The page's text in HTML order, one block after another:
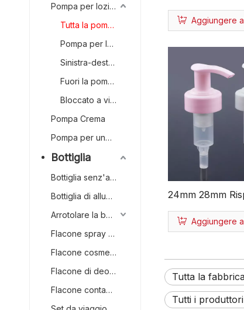
Pompa per lozione
Tutta la pompa per lozione in plastica
Pompa per lozione grande
Sinistra-destra bloccata
Fuori la pompa per lozione primaverile
Bloccato a vite
Pompa Crema
Pompa per unghie
Bottiglia
Bottiglia senz'aria
Bottiglia di alluminio
Arrotolare la bottiglia
Flacone spray continuo
Flacone cosmetico
Flacone di deodorante
Flacone contagocce
ecologica
Tutta la pompa
Aggiungere
24mm 28mm
dell'ambiente
personalizzato
Cosmetici Tutta
lozioni in plastica
Aggiungere
Tutta la
Tutti i